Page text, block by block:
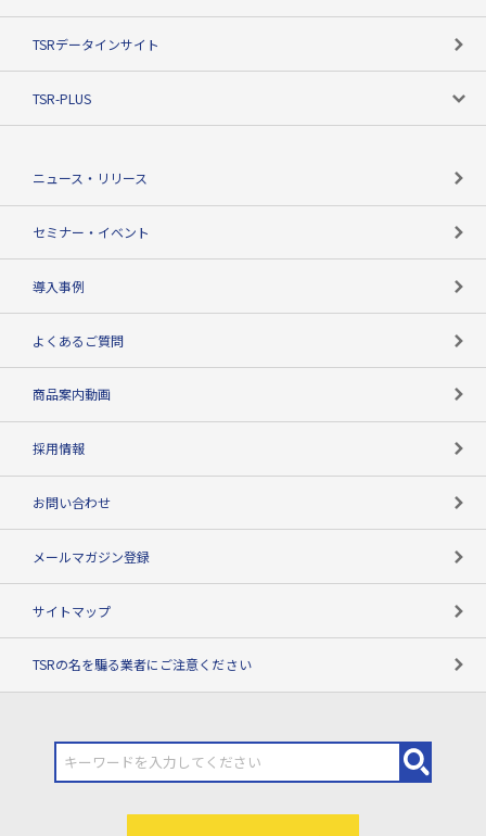
TSRデータインサイト
TSR-PLUS
ニュース・リリース
セミナー・イベント
導入事例
よくあるご質問
商品案内動画
採用情報
お問い合わせ
メールマガジン登録
サイトマップ
TSRの名を騙る業者にご注意ください